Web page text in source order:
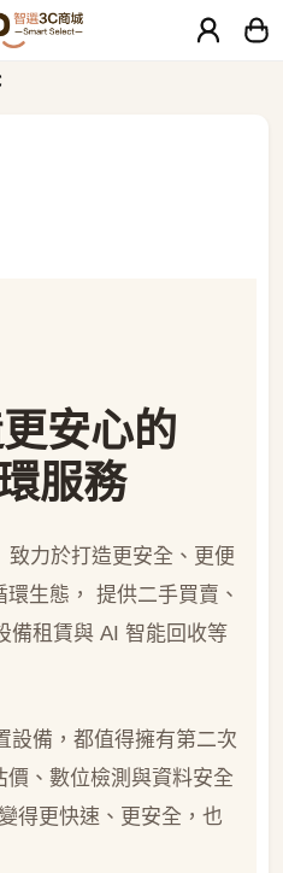
安心的
服務
致力於打造更安全、更便
生態， 提供二手買賣、
備租賃與 AI 智能回收等
設備，都值得擁有第二次
、數位檢測與資料安全
得更快速、更安全，也